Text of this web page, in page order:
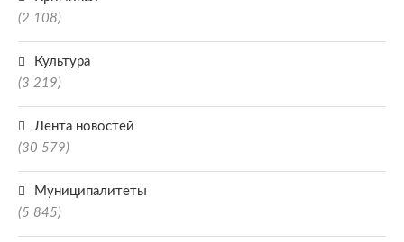
(2 108)
Культура
(3 219)
Лента новостей
(30 579)
Муниципалитеты
(5 845)